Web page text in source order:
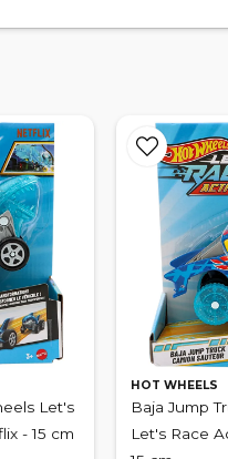
Let's
- 15 cm
HOT WHEELS
Baja Jump
Let's Race